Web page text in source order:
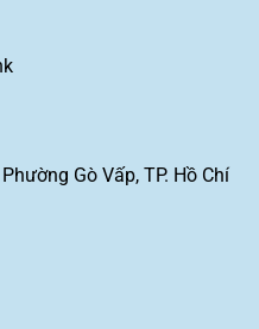
Gò Vấp, TP. Hồ Chí